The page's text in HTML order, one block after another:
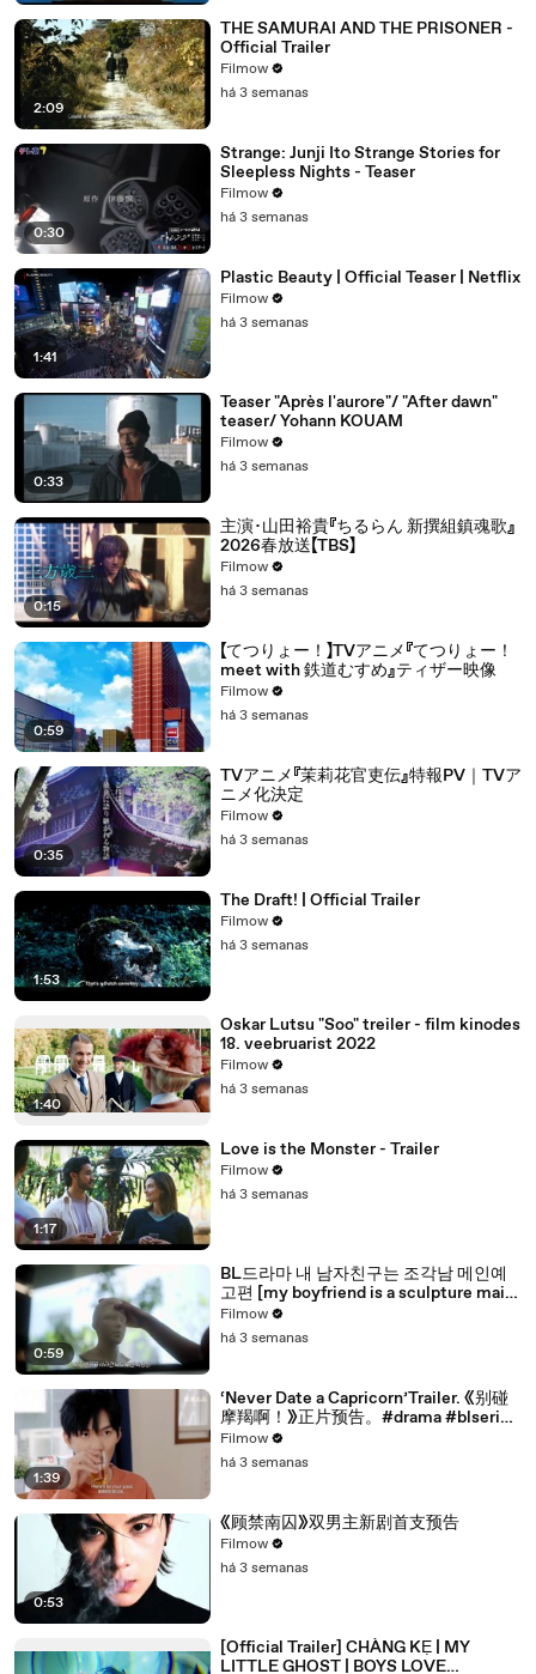
2:09
THE SAMURAI AND THE PRISONER -
Official Trailer
Filmow
há 3 semanas
0:30
Strange: Junji Ito Strange Stories for
Sleepless Nights - Teaser
Filmow
há 3 semanas
1:41
Plastic Beauty | Official Teaser | Netflix
Filmow
há 3 semanas
0:33
Teaser "Après l'aurore"/ "After dawn"
teaser/ Yohann KOUAM
Filmow
há 3 semanas
0:15
主演･山田裕貴『ちるらん 新撰組鎮魂歌』
2026春放送【TBS】
Filmow
há 3 semanas
0:59
【てつりょー！】TVアニメ『てつりょー！
meet with 鉄道むすめ』ティザー映像
Filmow
há 3 semanas
0:35
TVアニメ『茉莉花官吏伝』特報PV｜TVア
ニメ化決定
Filmow
há 3 semanas
1:53
The Draft! | Official Trailer
Filmow
há 3 semanas
1:40
Oskar Lutsu "Soo" treiler - film kinodes
18. veebruarist 2022
Filmow
há 3 semanas
1:17
Love is the Monster - Trailer
Filmow
há 3 semanas
0:59
BL드라마 내 남자친구는 조각남 메인예
고편 [my boyfriend is a sculpture main
trailer]
Filmow
há 3 semanas
1:39
‘Never Date a Capricorn’Trailer. 《别碰
摩羯啊！》正片预告。#drama #blseries
#bl
Filmow
há 3 semanas
0:53
《顾禁南囚》双男主新剧首支预告
Filmow
há 3 semanas
[Official Trailer] CHÀNG KẸ | MY
LITTLE GHOST | BOYS LOVE